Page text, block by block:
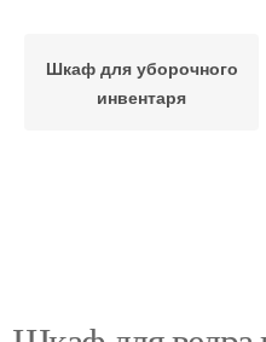
Шкаф для уборочного
инвентаря